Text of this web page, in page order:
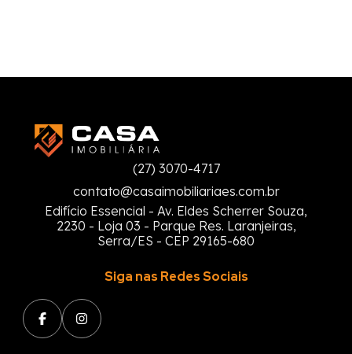
(27) 3070-4717
contato@casaimobiliariaes.com.br
Edifício Essencial - Av. Eldes Scherrer Souza,
2230 - Loja 03 - Parque Res. Laranjeiras,
Serra/ES - CEP 29165-680
Siga nas Redes Sociais